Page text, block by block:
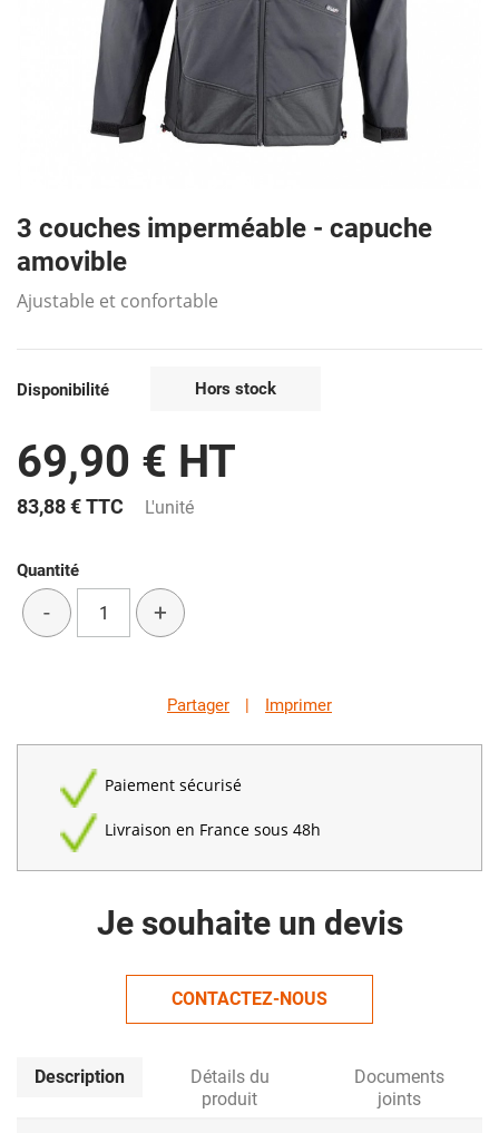
3 couches imperméable - capuche
amovible
Ajustable et confortable
Disponibilité Hors stock
69,90 € HT
83,88 €TTC L'unité
Quantité
- +
Partager | Imprimer
Paiement sécurisé
Livraison en France sous 48h
Je souhaite un devis
CONTACTEZ-NOUS
Description
Détails du
produit
Documents
joints